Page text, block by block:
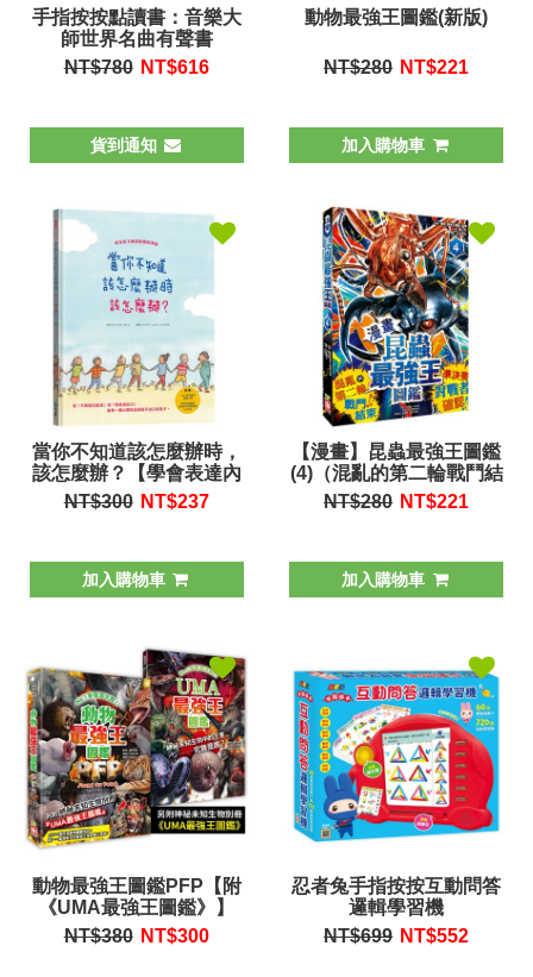
手指按按點讀書：音樂大
師世界名曲有聲書
NT$780 NT$616
貨到通知
動物最強王圖鑑(新版)
NT$280 NT$221
加入購物車
當你不知道該怎麼辦時，
該怎麼辦？【學會表達內
心的感受】
NT$300 NT$237
加入購物車
【漫畫】昆蟲最強王圖鑑
(4)（混亂的第二輪戰鬥結
束，準決賽對戰者確
NT$280 NT$221
加入購物車
動物最強王圖鑑PFP【附
《UMA最強王圖鑑》】
NT$380 NT$300
忍者兔手指按按互動問答
邏輯學習機
NT$699 NT$552